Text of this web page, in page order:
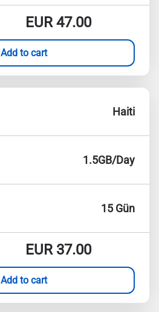
EUR47.00
Add to cart
Haiti
1.5GB/Day
15 Gün
EUR37.00
Add to cart